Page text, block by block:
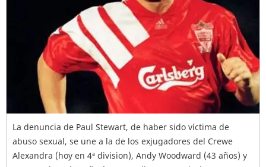
La denuncia de Paul Stewart, de haber sido víctima de
abuso sexual, se une a la de los exjugadores del Crewe
Alexandra (hoy en 4ª division), Andy Woodward (43 años) y